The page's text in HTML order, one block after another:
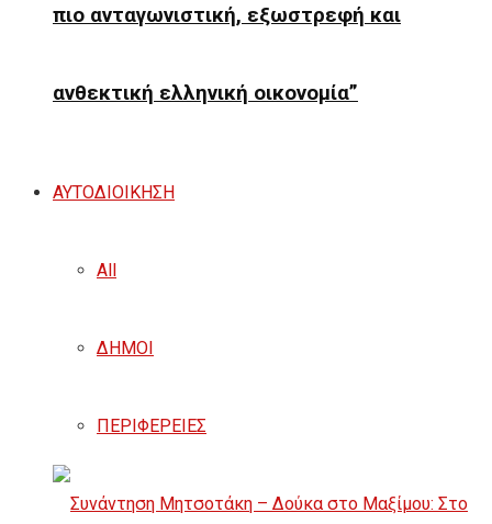
πιο ανταγωνιστική, εξωστρεφή και
ανθεκτική ελληνική οικονομία”
ΑΥΤΟΔΙΟΙΚΗΣΗ
All
ΔΗΜΟΙ
ΠΕΡΙΦΕΡΕΙΕΣ